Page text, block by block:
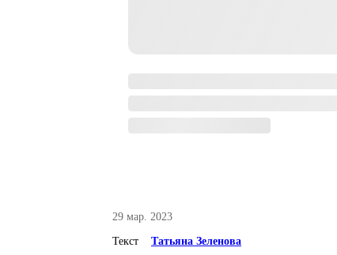
29 мар. 2023
Текст Татьяна Зеленова